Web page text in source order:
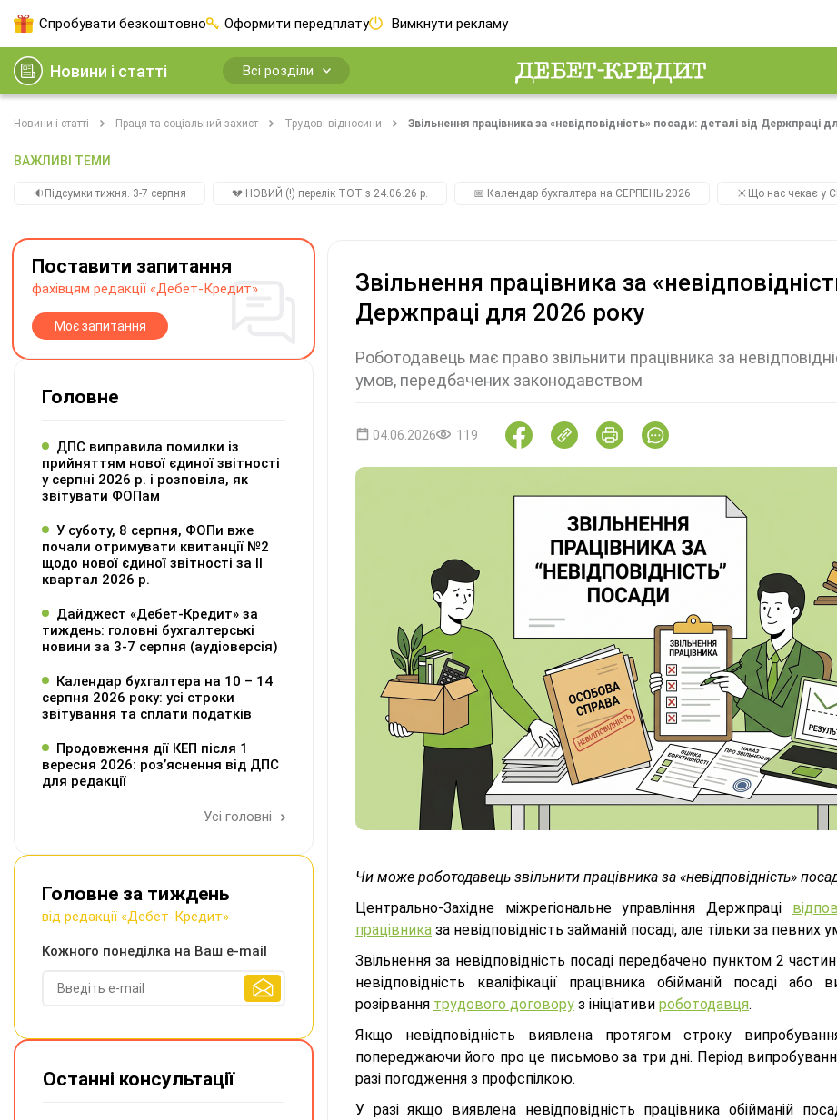
Спробувати безкоштовно Оформити передплату Вимкнути рекламу
Новини і статті Всі розділи
Новини і статті Праця та соціальний захист Трудові відносини Звільнення працівника за «невідповідність» посади: деталі від Держпраці
ВАЖЛИВІ ТЕМИ
🔉Підсумки тижня. 3-7 серпня 💔 НОВИЙ (!) перелік ТОТ з 24.06.26 р. 📅 Календар бухгалтера на СЕРПЕНЬ 2026 ☀️Що нас чекає у
Звільнення працівника за
Держпраці для 2026 року
Роботодавець має право звільнити працівника за
умов, передбачених законодавством
04.06.2026 119
Чи може роботодавець звільнити працівника за «невідповідність»
Центрально-Західне міжрегіональне управління Держпраці
працівника за невідповідність займаній посаді, але тільки за
Звільнення за невідповідність посаді передбачено пунктом 2
невідповідність кваліфікації працівника обійманій посаді
розірвання трудового договору з ініціативи роботодавця.
Якщо невідповідність виявлена протягом строку
попереджаючи його про це письмово за три дні. Період
разі погодження з профспілкою.
У разі якщо виявлена невідповідність працівника обійманій
Поставити запитання
фахівцям редакції «Дебет-Кредит»
Моє запитання
Головне
ДПС виправила помилки із
прийняттям нової єдиної звітності
у серпні 2026 р. і розповіла, як
звітувати ФОПам
У суботу, 8 серпня, ФОПи вже
почали отримувати квитанції №2
щодо нової єдиної звітності за ІІ
квартал 2026 р.
Дайджест «Дебет-Кредит» за
тиждень: головні бухгалтерські
новини за 3-7 серпня (аудіоверсія)
Календар бухгалтера на 10 – 14
серпня 2026 року: усі строки
звітування та сплати податків
Продовження дії КЕП після 1
вересня 2026: розʼяснення від ДПС
для редакції
Усі головні
Головне за тиждень
від редакції «Дебет-Кредит»
Кожного понеділка на Ваш e-mail
Останні консультації